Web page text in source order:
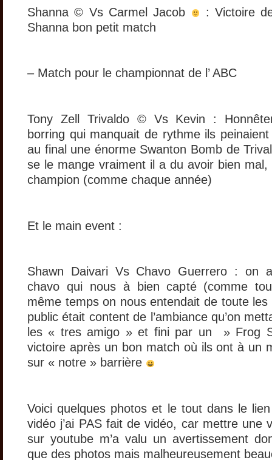
Shanna © Vs Carmel Jacob
: Victoire
Shanna bon petit match
– Match pour le championnat de l’ ABC
Tony Zell Trivaldo © Vs Kevin :
borring qui manquait de rythme ils
au final une énorme Swanton Bomb de
se le mange vraiment il a du avoir bien mal,
champion (comme chaque année)
Et le main event :
Shawn Daivari Vs Chavo Guerrero : on
chavo qui nous à bien capté (comme
même temps on nous entendait de toute
public était content de l’ambiance qu’on
les « tres amigo » et fini par un » Frog
victoire après un bon match où ils ont à un
sur « notre » barrière
Voici quelques photos et le tout dans le
vidéo j’ai PAS fait de vidéo, car mettre une
sur youtube m’a valu un avertissement
que des photos mais malheureusement